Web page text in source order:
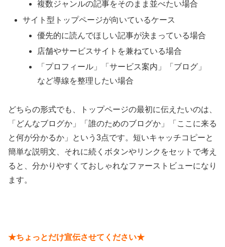
複数ジャンルの記事をそのまま並べたい場合
サイト型トップページが向いているケース
優先的に読んでほしい記事が決まっている場合
店舗やサービスサイトを兼ねている場合
「プロフィール」「サービス案内」「ブログ」
など導線を整理したい場合
どちらの形式でも、トップページの最初に伝えたいのは、
「どんなブログか」「誰のためのブログか」「ここに来る
と何が分かるか」という3点です。短いキャッチコピーと
簡単な説明文、それに続くボタンやリンクをセットで考え
ると、分かりやすくておしゃれなファーストビューになり
ます。
★ちょっとだけ宣伝させてください★